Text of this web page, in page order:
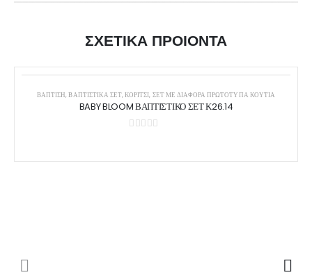
ΣΧΕΤΙΚΑ ΠΡΟΙΟΝΤΑ
ΒΑΠΤΙΣΗ,ΒΑΠΤΙΣΤΙΚΆ ΣΕΤ,ΚΟΡΊΤΣΙ, ΣΕΤ ΜΕ ΔΙΆΦΟΡΑ ΠΡΩΤΌΤΥΠΑ ΚΟΥΤΙΆ
BABY BLOOM ΒΑΠΤΙΣΤΙΚΟ ΣΕΤ Κ26.14